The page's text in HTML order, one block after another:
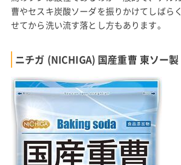
曹やセスキ炭酸ソーダを振りかけてしばら
せてから洗い流す落とし方もあります。
ニチガ (NICHIGA) 国産重曹 東ソー